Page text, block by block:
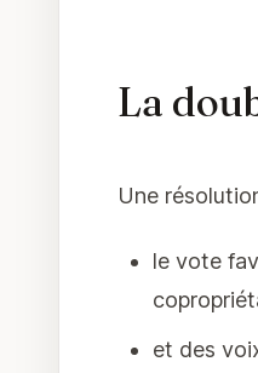
La
Une
le vote
et des